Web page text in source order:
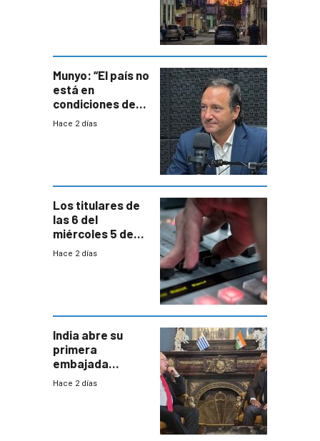
Munyo: “El país no
está en
condiciones de
enfrentar una
Hace 2 días
Los titulares de
las 6 del
miércoles 5 de
agosto de 2026
Hace 2 días
India abre su
primera
embajada
residente en
Hace 2 días